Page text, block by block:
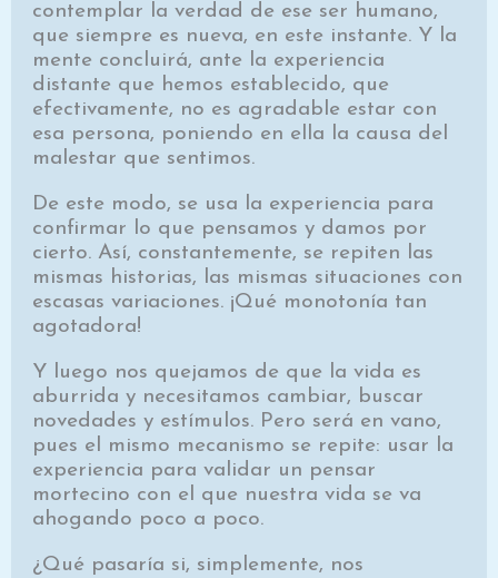
contemplar la verdad de ese ser humano,
que siempre es nueva, en este instante. Y la
mente concluirá, ante la experiencia
distante que hemos establecido, que
efectivamente, no es agradable estar con
esa persona, poniendo en ella la causa del
malestar que sentimos.
De este modo, se usa la experiencia para
confirmar lo que pensamos y damos por
cierto. Así, constantemente, se repiten las
mismas historias, las mismas situaciones con
escasas variaciones. ¡Qué monotonía tan
agotadora!
Y luego nos quejamos de que la vida es
aburrida y necesitamos cambiar, buscar
novedades y estímulos. Pero será en vano,
pues el mismo mecanismo se repite: usar la
experiencia para validar un pensar
mortecino con el que nuestra vida se va
ahogando poco a poco.
¿Qué pasaría si, simplemente, nos